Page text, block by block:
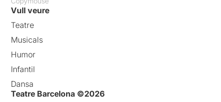
Vull veure
Teatre
Musicals
Humor
Infantil
Dansa
Teatre Barcelona ©2026